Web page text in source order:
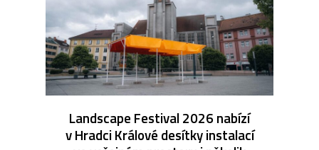
Landscape Festival 2026 nabízí
v Hradci Králové desítky instalací